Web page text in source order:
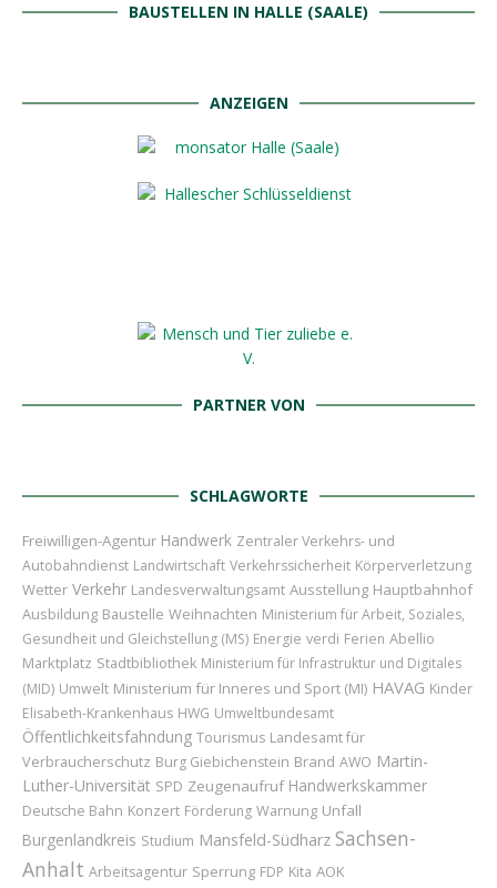
BAUSTELLEN IN HALLE (SAALE)
ANZEIGEN
PARTNER VON
SCHLAGWORTE
Freiwilligen-Agentur Handwerk Zentraler Verkehrs- und
Autobahndienst Landwirtschaft Verkehrssicherheit Körperverletzung
Wetter Verkehr Landesverwaltungsamt Ausstellung Hauptbahnhof
Ausbildung Baustelle Weihnachten Ministerium für Arbeit, Soziales,
Gesundheit und Gleichstellung (MS) Energie verdi Ferien Abellio
Marktplatz Stadtbibliothek Ministerium für Infrastruktur und Digitales
(MID) Umwelt Ministerium für Inneres und Sport (MI) HAVAG Kinder
Elisabeth-Krankenhaus HWG Umweltbundesamt
Öffentlichkeitsfahndung Tourismus Landesamt für
Verbraucherschutz Burg Giebichenstein Brand AWO Martin-
Luther-Universität SPD Zeugenaufruf Handwerkskammer
Deutsche Bahn Konzert Förderung Warnung Unfall
Burgenlandkreis Studium Mansfeld-Südharz Sachsen-
Anhalt Arbeitsagentur Sperrung FDP Kita AOK